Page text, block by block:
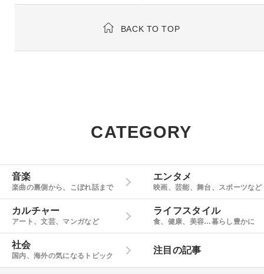
BACK TO TOP
CATEGORY
音楽
楽曲の裏側から、こぼれ話まで
エンタメ
映画、芸能、舞台、スポーツなど
カルチャー
アート、文芸、マンガなど
ライフスタイル
食、健康、美容…暮らし豊かに
社会
国内、海外の気になるトピック
注目の記事